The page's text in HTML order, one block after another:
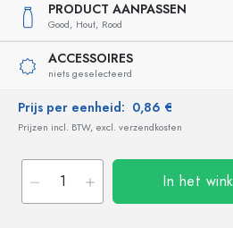
PRODUCT AANPASSEN
Good, Hout, Rood
ACCESSOIRES
niets geselecteerd
Prijs per eenheid: 0,86 €
Prijzen incl. BTW, excl. verzendkosten
In het